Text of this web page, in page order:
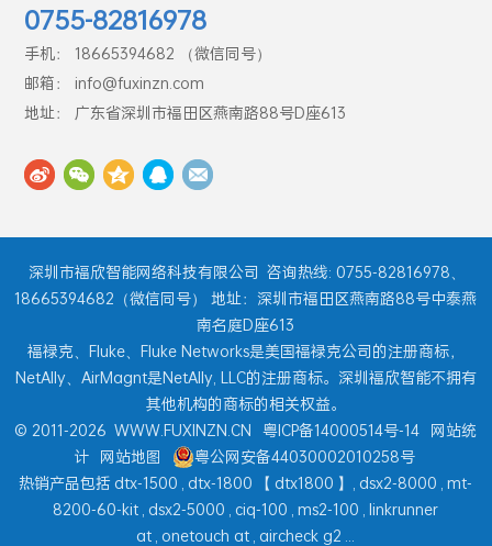
0755-82816978
手机： 18665394682 （微信同号）
邮箱： info@fuxinzn.com
地址： 广东省深圳市福田区燕南路88号D座613
深圳市福欣智能网络科技有限公司 咨询热线: 0755-82816978、
18665394682（微信同号） 地址：深圳市福田区燕南路88号中泰燕
南名庭D座613
福禄克、Fluke、Fluke Networks是美国福禄克公司的注册商标，
NetAlly、AirMagnt是NetAlly, LLC的注册商标。深圳福欣智能不拥有
其他机构的商标的相关权益。
© 2011-2026 WWW.FUXINZN.CN 粤ICP备14000514号-14 网站统
计 网站地图
粤公网安备44030002010258号
热销产品包括 dtx-1500 , dtx-1800 【 dtx1800 】, dsx2-8000 , mt-
8200-60-kit , dsx2-5000 , ciq-100 , ms2-100 , linkrunner
at , onetouch at , aircheck g2 ...